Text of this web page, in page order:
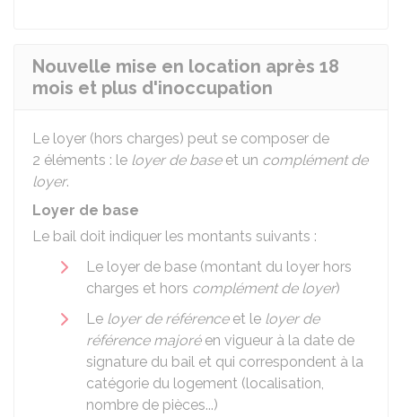
Nouvelle mise en location après 18
mois et plus d'inoccupation
Le loyer (hors charges) peut se composer de
2 éléments : le loyer de baseet un complément de
loyer.
Loyer de base
Le bail doit indiquer les montants suivants :
Le loyer de base (montant du loyer hors
charges et hors complément de loyer)
Le loyer de référenceet le loyer de
référence majoréen vigueur à la date de
signature du bail et qui correspondent à la
catégorie du logement (localisation,
nombre de pièces...)